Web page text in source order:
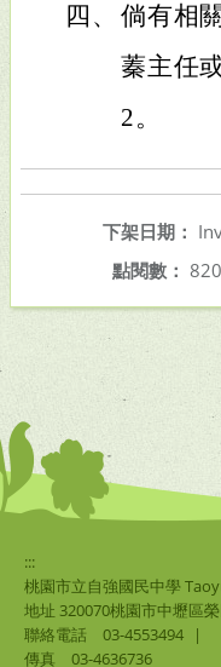
四、 倘有相
蓁主任
2。
下架日期：
點閱數： 820
:::
桃園市立自強國民中學
地址 320070桃園市中壢區
聯絡電話
03-4553494
|
傳真
03-4636736